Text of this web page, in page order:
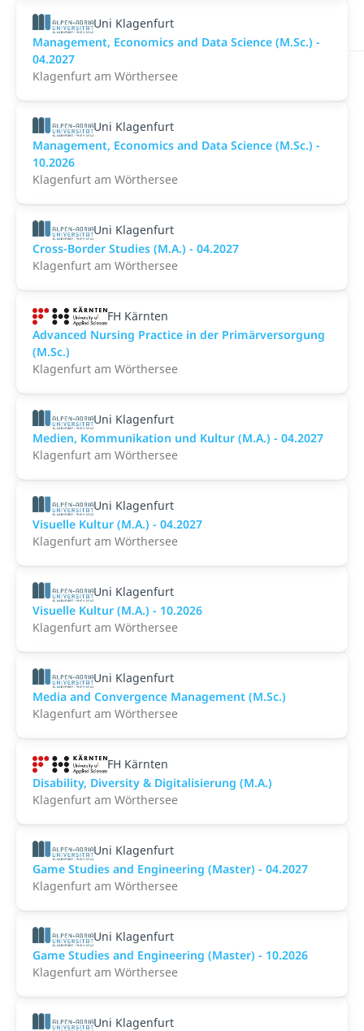
Uni Klagenfurt
Management, Economics and Data Science (M.Sc.) -
04.2027
Klagenfurt am Wörthersee
Uni Klagenfurt
Management, Economics and Data Science (M.Sc.) -
10.2026
Klagenfurt am Wörthersee
Uni Klagenfurt
Cross-Border Studies (M.A.) - 04.2027
Klagenfurt am Wörthersee
FH Kärnten
Advanced Nursing Practice in der Primärversorgung
(M.Sc.)
Klagenfurt am Wörthersee
Uni Klagenfurt
Medien, Kommunikation und Kultur (M.A.) - 04.2027
Klagenfurt am Wörthersee
Uni Klagenfurt
Visuelle Kultur (M.A.) - 04.2027
Klagenfurt am Wörthersee
Uni Klagenfurt
Visuelle Kultur (M.A.) - 10.2026
Klagenfurt am Wörthersee
Uni Klagenfurt
Media and Convergence Management (M.Sc.)
Klagenfurt am Wörthersee
FH Kärnten
Disability, Diversity & Digitalisierung (M.A.)
Klagenfurt am Wörthersee
Uni Klagenfurt
Game Studies and Engineering (Master) - 04.2027
Klagenfurt am Wörthersee
Uni Klagenfurt
Game Studies and Engineering (Master) - 10.2026
Klagenfurt am Wörthersee
Uni Klagenfurt